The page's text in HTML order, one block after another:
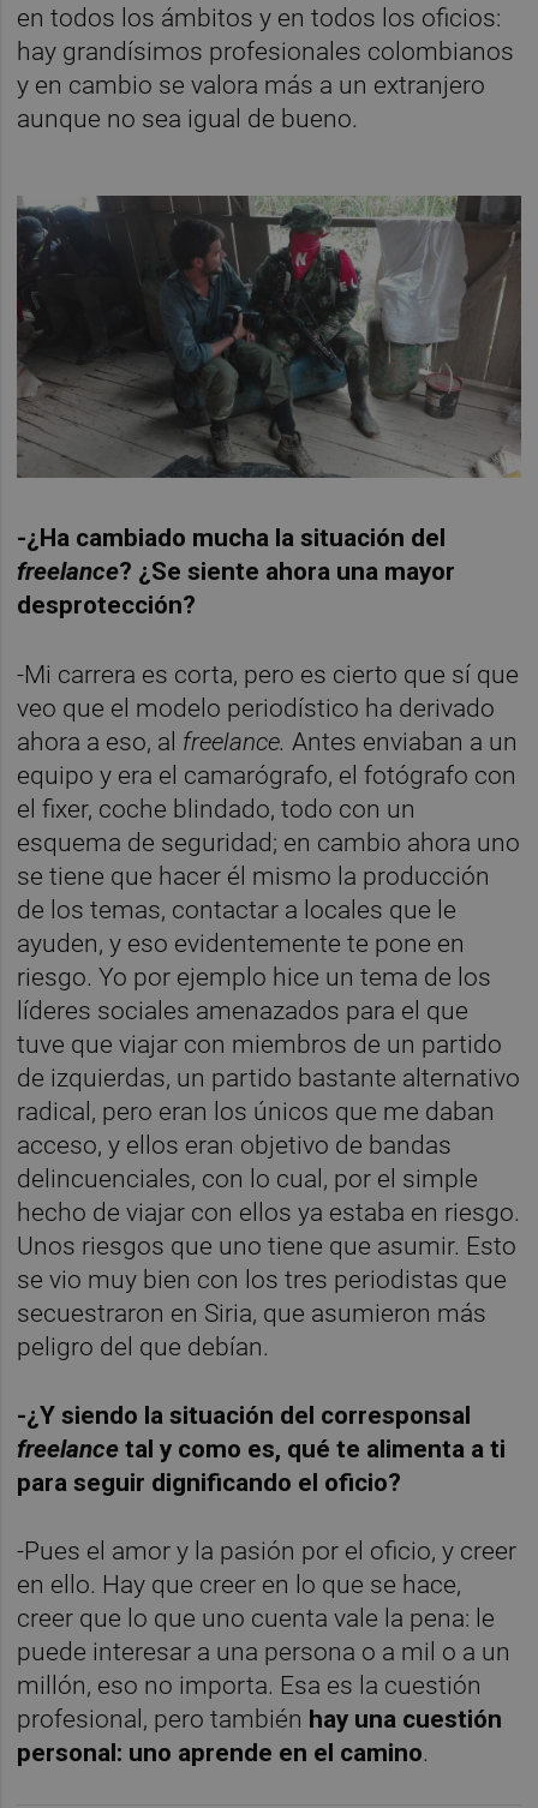
en todos los ámbitos y en todos los oficios:
hay grandísimos profesionales colombianos
y en cambio se valora más a un extranjero
aunque no sea igual de bueno.
-¿Ha cambiado mucha la situación del
freelance? ¿Se siente ahora una mayor
desprotección?
-Mi carrera es corta, pero es cierto que sí que
veo que el modelo periodístico ha derivado
ahora a eso, al freelance. Antes enviaban a un
equipo y era el camarógrafo, el fotógrafo con
el fixer, coche blindado, todo con un
esquema de seguridad; en cambio ahora uno
se tiene que hacer él mismo la producción
de los temas, contactar a locales que le
ayuden, y eso evidentemente te pone en
riesgo. Yo por ejemplo hice un tema de los
líderes sociales amenazados para el que
tuve que viajar con miembros de un partido
de izquierdas, un partido bastante alternativo
radical, pero eran los únicos que me daban
acceso, y ellos eran objetivo de bandas
delincuenciales, con lo cual, por el simple
hecho de viajar con ellos ya estaba en riesgo.
Unos riesgos que uno tiene que asumir. Esto
se vio muy bien con los tres periodistas que
secuestraron en Siria, que asumieron más
peligro del que debían.
-¿Y siendo la situación del corresponsal
freelance tal y como es, qué te alimenta a ti
para seguir dignificando el oficio?
-Pues el amor y la pasión por el oficio, y creer
en ello. Hay que creer en lo que se hace,
creer que lo que uno cuenta vale la pena: le
puede interesar a una persona o a mil o a un
millón, eso no importa. Esa es la cuestión
profesional, pero también hay una cuestión
personal: uno aprende en el camino.